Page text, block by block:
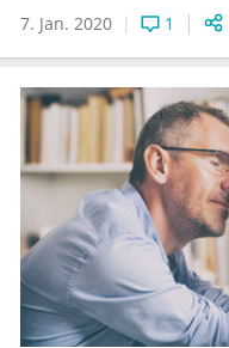
7. Jan. 2020 1